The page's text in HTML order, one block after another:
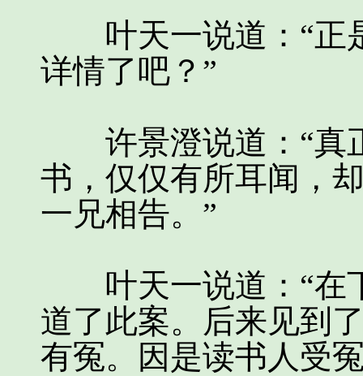
叶天一说道：“正
详情了吧？”
许景澄说道：“真
书，仅仅有所耳闻，
一兄相告。”
叶天一说道：“在
道了此案。后来见到
有冤。因是读书人受